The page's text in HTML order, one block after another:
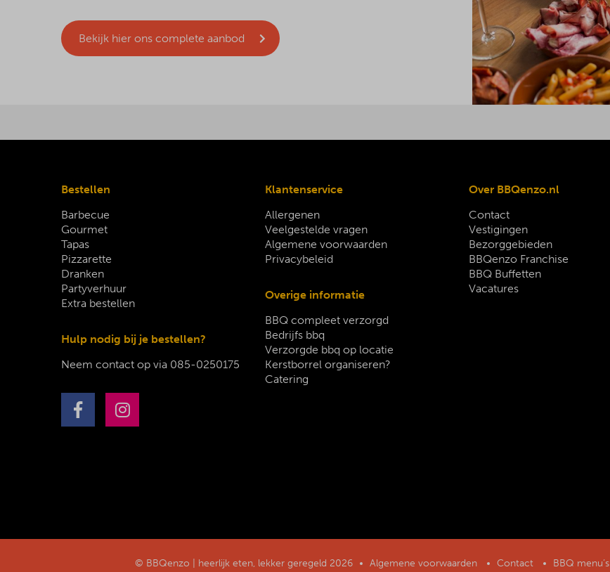
Bekijk hier ons complete aanbod
Bestellen
Barbecue
Gourmet
Tapas
Pizzarette
Dranken
Partyverhuur
Extra bestellen
Hulp nodig bij je bestellen?
Neem contact op via 085-0250175
Klantenservice
Allergenen
Veelgestelde vragen
Algemene voorwaarden
Privacybeleid
Overige informatie
BBQ compleet verzorgd
Bedrijfs bbq
Verzorgde bbq op locatie
Kerstborrel organiseren?
Catering
Over BBQenzo.nl
Contact
Vestigingen
Bezorggebieden
BBQenzo Franchise
BBQ Buffetten
Vacatures
© BBQenzo | heerlijk eten, lekker geregeld 2026 Algemene voorwaarden Contact BBQ menu’s